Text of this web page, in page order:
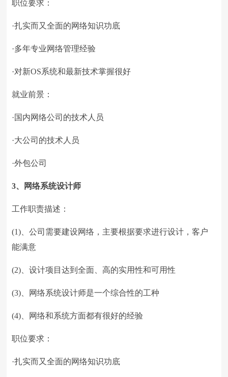
职位要求：
·扎实而又全面的网络知识功底
·多年专业网络管理经验
·对新OS系统和最新技术掌握很好
就业前景：
·国内网络公司的技术人员
·大公司的技术人员
·外包公司
3、网络系统设计师
工作职责描述：
(1)、公司需要建设网络，主要根据要求进行设计，客户
能满意
(2)、设计项目达到全面、高的实用性和可用性
(3)、网络系统设计师是一个综合性的工种
(4)、网络和系统方面都有很好的经验
职位要求：
·扎实而又全面的网络知识功底